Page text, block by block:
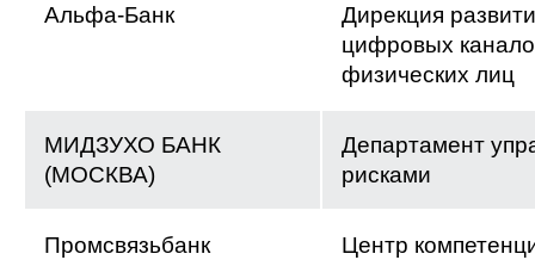
Альфа-Банк
Дирекция
цифровых
физических лиц
МИДЗУХО БАНК
(МОСКВА)
Департамент
рисками
Промсвязьбанк
Центр